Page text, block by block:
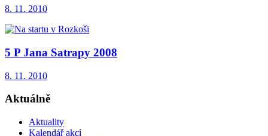
8. 11. 2010
5 P Jana Satrapy 2008
8. 11. 2010
Aktuálně
Aktuality
Kalendář akcí